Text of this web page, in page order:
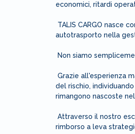
economici, ritardi
TALIS CARGO nasce
autotrasporto nella
Non siamo
Grazie all'esperienza
del rischio,
rimangono nascoste
Attraverso il nostro
rimborso a leva